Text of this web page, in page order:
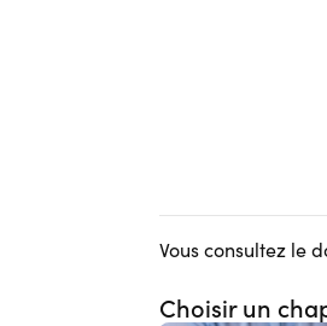
Vous consultez le
Choisir un